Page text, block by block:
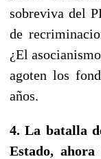
sobreviva del
de
¿El
agoten los
años.
4. La batalla
Estado,